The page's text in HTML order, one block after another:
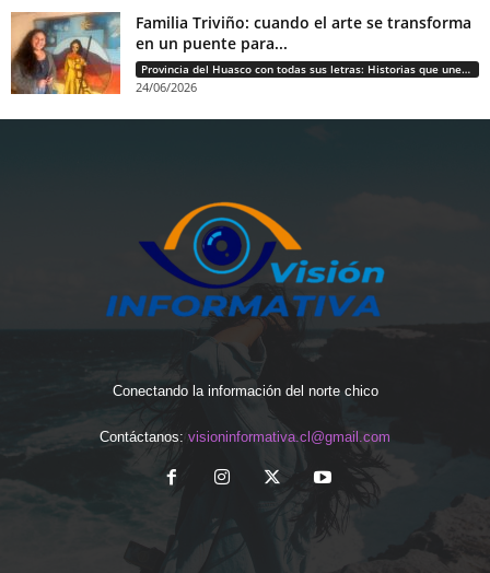
Familia Triviño: cuando el arte se transforma
en un puente para...
Provincia del Huasco con todas sus letras: Historias que unen cultura, diversidad e identidad
24/06/2026
Conectando la información del norte chico
Contáctanos: visioninformativa.cl@gmail.com